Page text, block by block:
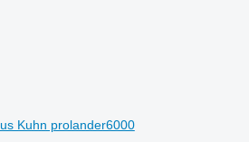
Kuhn prolander6000